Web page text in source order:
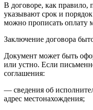
В договоре, как
указывают срок и
можно прописать оплату
Заключение договора
Документ может быть
или устно. Если
соглашения:
— сведения об
адрес местонахождения;